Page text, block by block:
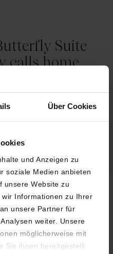
Über Cookies
und Anzeigen zu
soziale Medien anbieten
unsere Website zu
Informationen zu Ihrer
unsere Partner für
weiter. Unsere
möglicherweise mit
Sie ihnen bereitgestellt
Suite
calls home.
SUMMIT
of luxury and
the elegance
living every